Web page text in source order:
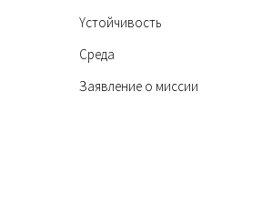
Yстойчивость
Среда
Заявление о миссии